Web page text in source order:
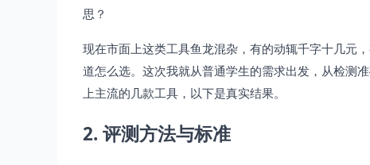
思？
现在市面上这类工具鱼龙混杂，有的动辄千字十几元
道怎么选。这次我就从普通学生的需求出发，从检测
上主流的几款工具，以下是真实结果。
2. 评测方法与标准